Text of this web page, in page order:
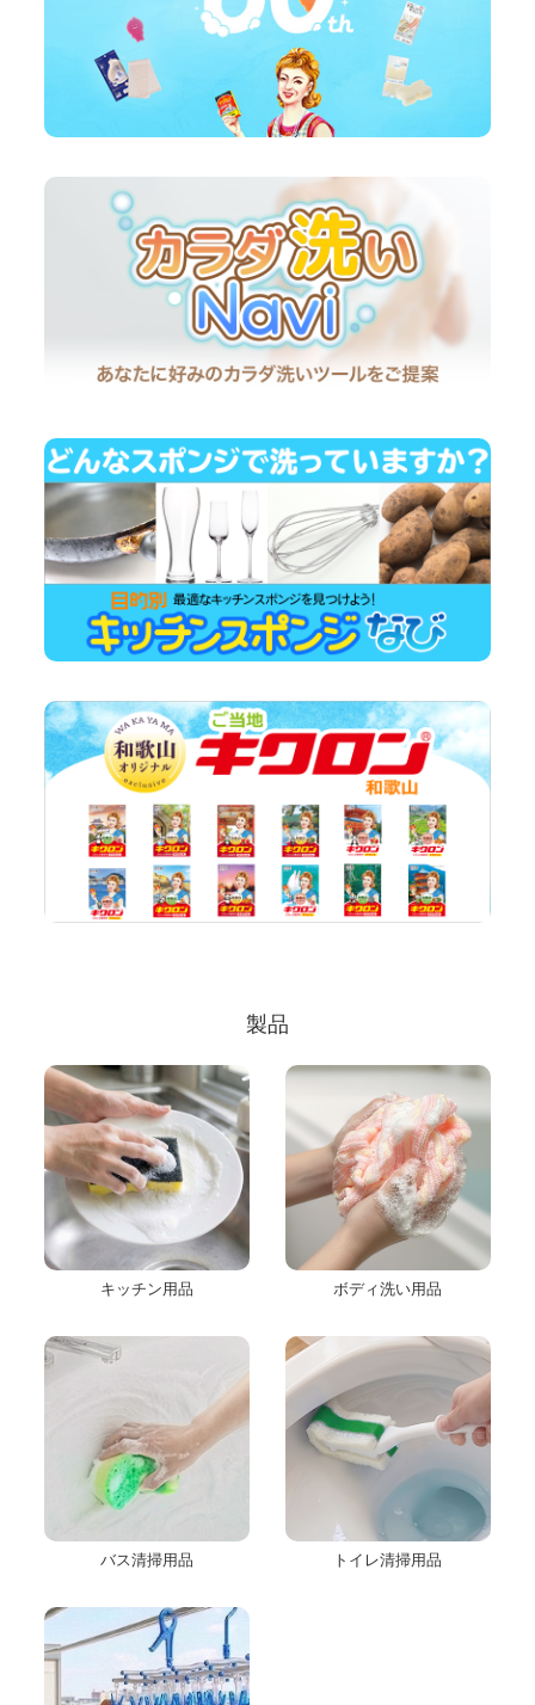
製品
キッチン用品 ボディ洗い用品
バス清掃用品 トイレ清掃用品